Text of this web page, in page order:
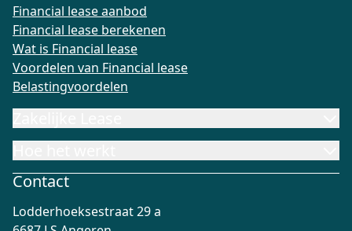
Financial lease aanbod
Financial lease berekenen
Wat is Financial lease
Voordelen van Financial lease
Belastingvoordelen
Contact
Lodderhoeksestraat 29 a